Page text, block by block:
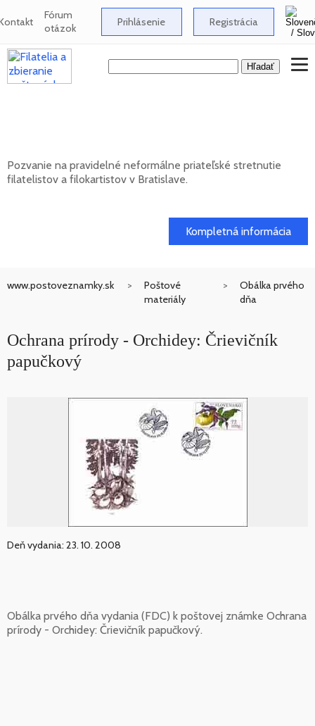
Fórum
otázok Prihlásenie Registrácia
Pozvanie na pravidelné neformálne priateľské stretnutie
filatelistov a filokartistov v Bratislave.
Kompletná informácia
www.postoveznamky.sk
Poštové
materiály
Obálka prvého
dňa
Ochrana prírody - Orchidey: Črievičník
papučkový
Deň vydania: 23. 10. 2008
Obálka prvého dňa vydania (FDC) k poštovej známke Ochrana
prírody - Orchidey: Črievičník papučkový.